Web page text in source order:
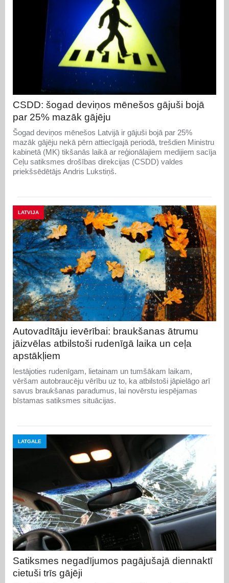
CSDD: šogad deviņos mēnešos gājuši bojā
par 25% mazāk gājēju
Šogad deviņos mēnešos Latvijā ir gājuši bojā par 25%
mazāk gājēju nekā pērn attiecīgajā periodā, trešdien Ministru
kabinetā (MK) tikšanās laikā ar reģionālajiem medijiem sacīja
Ceļu satiksmes drošības direkcijas (CSDD) valdes
priekšsēdētājs Andris Lukstiņš.
LATVIJA
Autovadītāju ievērībai: braukšanas ātrumu
jāizvēlas atbilstoši rudenīgā laika un ceļa
apstākļiem
Iestājoties rudenīgam, lietainam un tumšākam laikam,
vēršam autobraucēju vērību uz to, ka atbilstoši jāpielāgo arī
savus braukšanas paradumus, lai novērstu iespējamas
bīstamas satiksmes situācijas.
LATGALE
Satiksmes negadījumos pagājušajā diennaktī
cietuši trīs gājēji